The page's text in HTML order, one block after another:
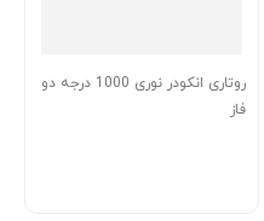
روتاری انکودر نوری 1000 درجه دو
فاز